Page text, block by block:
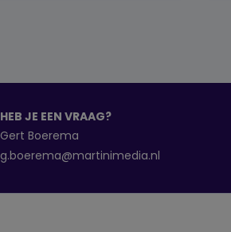
HEB JE EEN VRAAG?
Gert Boerema
g.boerema@martinimedia.nl